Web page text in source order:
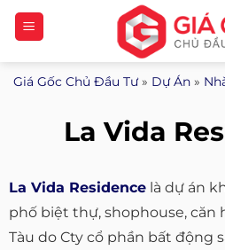
Bỏ
qua
nội
dung
Giá Gốc Chủ Đầu Tư» Dự Án »
La Vida
La Vida Residence là dự án
phố biệt thự, shophouse, căn
Tàu do Cty cổ phần bất động